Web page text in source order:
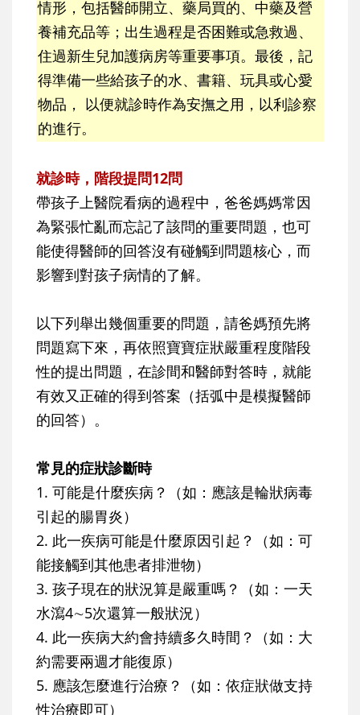
情形，包括醫師開立、藥局買的、中藥及營
養補充品等；出生過程是否困難或急救過、
住過新生兒加護病房等重要事項。最後，記
得準備一些給孩子的水、書籍、玩具或心愛
物品， 以便就診時作為安撫之用，以利診察
的進行。
就診時，階段提問12問
帶孩子上醫院看病的過程中，爸爸媽媽常因
為緊張忙亂而忘記了該問的重要問題，也可
能使得醫師的回答沒有碰觸到問題核心，而
影響到對孩子病情的了解。
以下列舉出幾個重要的問題，請爸媽預先將
問題寫下來，再依照寶寶症狀嚴重程度階段
性的提出問題，在診間和醫師對答時，就能
有效又正確的得到答案（括弧中是模擬醫師
的回答）。
常見的症狀診斷時
1. 可能是什麼疾病？（如：應該是輪狀病毒
引起的腸胃炎）
2. 此一疾病可能是什麼原因引起？（如：可
能接觸到其他患者排泄物）
3. 孩子現在的狀況算是嚴重嗎？（如：一天
水瀉4∼5次還算一般狀況）
4. 此一疾病大約會持續多久時間？（如：大
約需要兩週才能復原）
5. 應該怎麼進行治療？（如：依症狀做支持
性治療即可）